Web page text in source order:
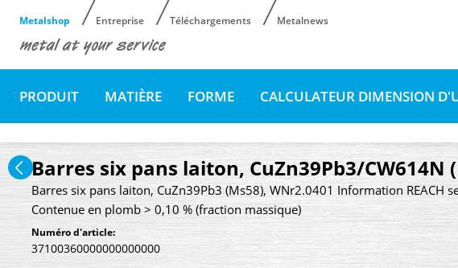
Metalshop Entreprise Téléchargements Metalnews
PRODUIT MATIÈRE FORME CALCULATEUR DIMENSION
Barres six pans laiton, CuZn39Pb3/CW614N
Barres six pans laiton, CuZn39Pb3 (Ms58), WNr2.0401 Information REACH
Contenue en plomb > 0,10 % (fraction massique)
Numéro d'article:
37100360000000000000